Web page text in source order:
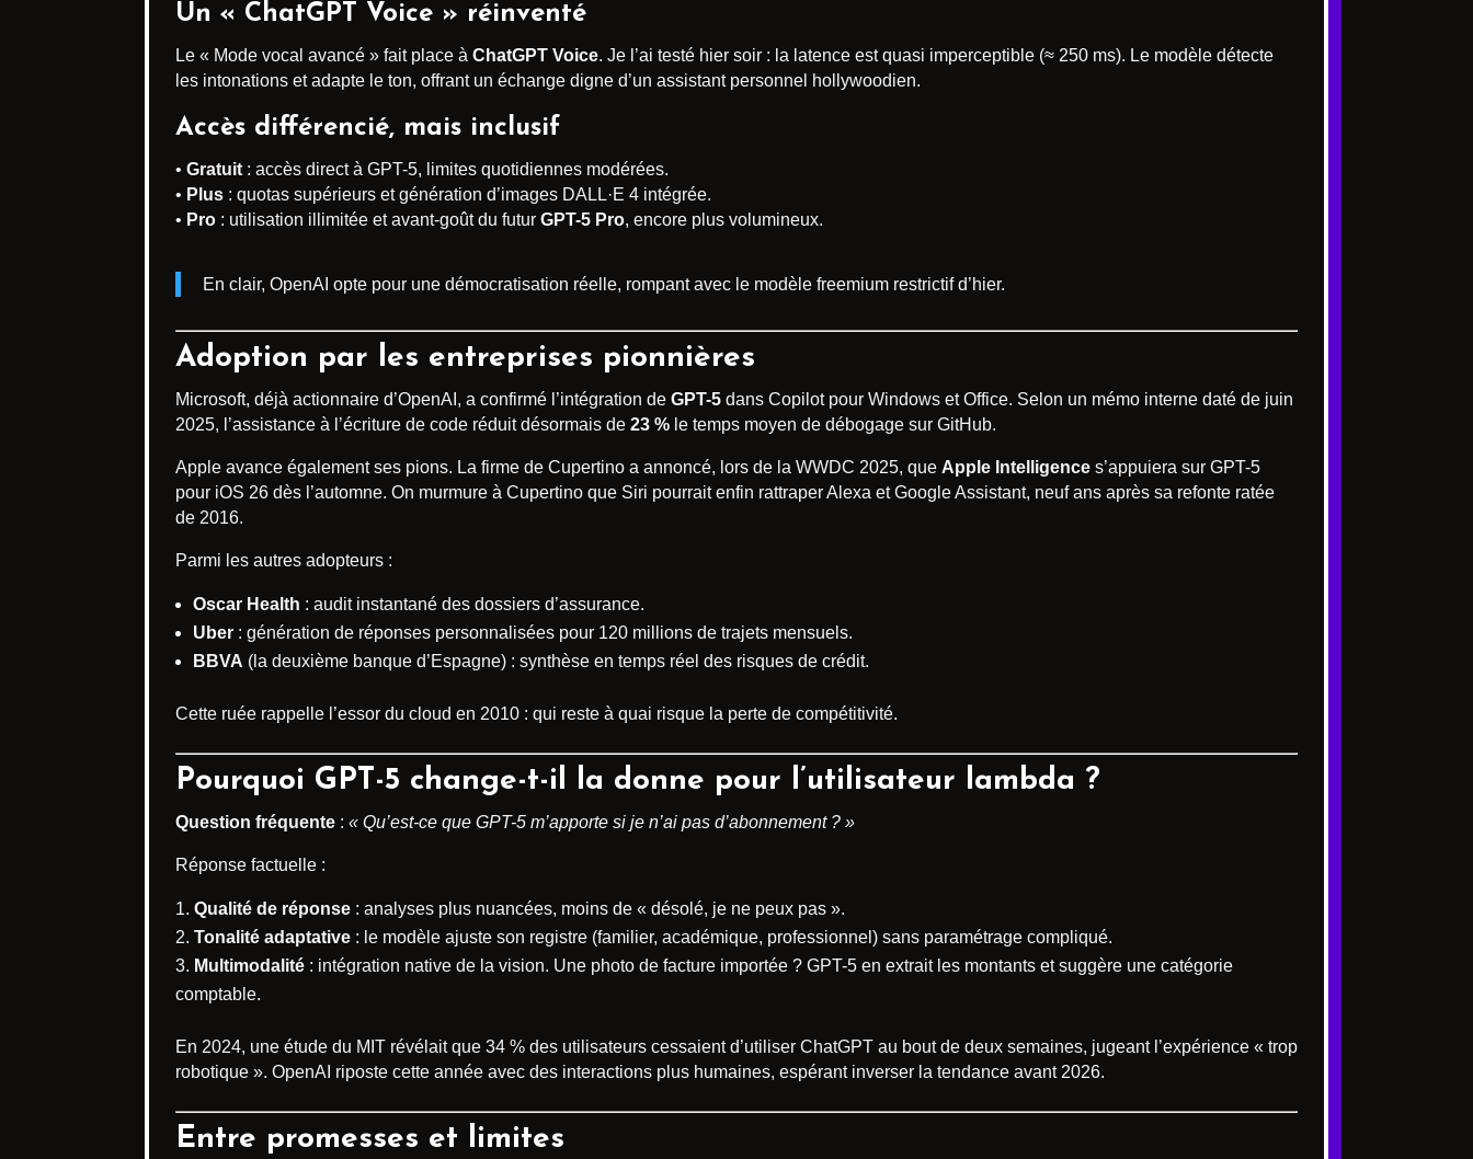
Un « ChatGPT Voice » réinventé
Le « Mode vocal avancé » fait place à ChatGPT Voice. Je l’ai testé hier soir : la latence est quasi imperceptible (≈ 250 ms). Le modèle détecte
les intonations et adapte le ton, offrant un échange digne d’un assistant personnel hollywoodien.
Accès différencié, mais inclusif
• Gratuit : accès direct à GPT-5, limites quotidiennes modérées.
• Plus : quotas supérieurs et génération d’images DALL·E 4 intégrée.
• Pro : utilisation illimitée et avant-goût du futur GPT-5 Pro, encore plus volumineux.
En clair, OpenAI opte pour une démocratisation réelle, rompant avec le modèle freemium restrictif d’hier.
Adoption par les entreprises pionnières
Microsoft, déjà actionnaire d’OpenAI, a confirmé l’intégration de GPT-5 dans Copilot pour Windows et Office. Selon un mémo interne daté de juin
2025, l’assistance à l’écriture de code réduit désormais de 23 % le temps moyen de débogage sur GitHub.
Apple avance également ses pions. La firme de Cupertino a annoncé, lors de la WWDC 2025, que Apple Intelligence s’appuiera sur GPT-5
pour iOS 26 dès l’automne. On murmure à Cupertino que Siri pourrait enfin rattraper Alexa et Google Assistant, neuf ans après sa refonte ratée
de 2016.
Parmi les autres adopteurs :
Oscar Health : audit instantané des dossiers d’assurance.
Uber : génération de réponses personnalisées pour 120 millions de trajets mensuels.
BBVA (la deuxième banque d’Espagne) : synthèse en temps réel des risques de crédit.
Cette ruée rappelle l’essor du cloud en 2010 : qui reste à quai risque la perte de compétitivité.
Pourquoi GPT-5 change-t-il la donne pour l’utilisateur lambda ?
Question fréquente : « Qu’est-ce que GPT-5 m’apporte si je n’ai pas d’abonnement ? »
Réponse factuelle :
Qualité de réponse : analyses plus nuancées, moins de « désolé, je ne peux pas ».
Tonalité adaptative : le modèle ajuste son registre (familier, académique, professionnel) sans paramétrage compliqué.
Multimodalité : intégration native de la vision. Une photo de facture importée ? GPT-5 en extrait les montants et suggère une catégorie
comptable.
En 2024, une étude du MIT révélait que 34 % des utilisateurs cessaient d’utiliser ChatGPT au bout de deux semaines, jugeant l’expérience « trop
robotique ». OpenAI riposte cette année avec des interactions plus humaines, espérant inverser la tendance avant 2026.
Entre promesses et limites